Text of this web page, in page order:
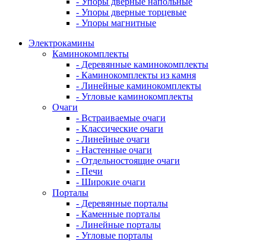
- Упоры дверные торцевые
- Упоры магнитные
Электрокамины
Каминокомплекты
- Деревянные каминокомплекты
- Каминокомплекты из камня
- Линейные каминокомплекты
- Угловые каминокомплекты
Очаги
- Встраиваемые очаги
- Классические очаги
- Линейные очаги
- Настенные очаги
- Отдельностоящие очаги
- Печи
- Широкие очаги
Порталы
- Деревянные порталы
- Каменные порталы
- Линейные порталы
- Угловые порталы